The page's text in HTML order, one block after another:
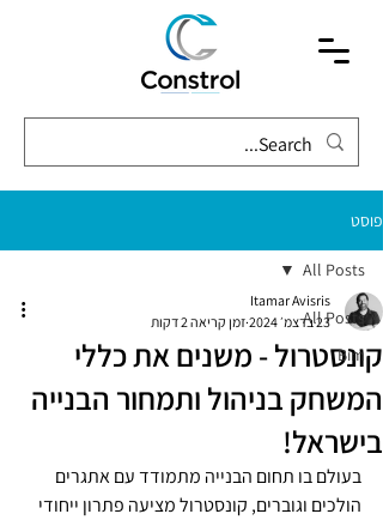
פוסט
All Posts
Bim
All Posts
קונסטרול - משנים את כללי
המשחק בניהול ותמחור הבנייה
בישראל!
Itamar Avisris
23 בדצמ׳ 2024
זמן קריאה 2 דקות
בעולם בו תחום הבנייה מתמודד עם אתגרים
הולכים וגוברים, קונסטרול מציעה פתרון ייחודי